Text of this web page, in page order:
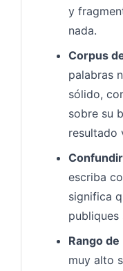
y
nada.
Corpus
palabras
sólido,
sobre su
resultado
escriba
significa
publiques
Rango
muy alto